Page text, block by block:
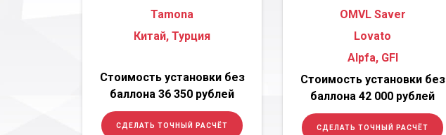
Tamona
Китай, Турция
Стоимость установки без
баллона 36 350 рублей
СДЕЛАТЬ ТОЧНЫЙ РАСЧЁТ
OMVL Saver
Lovato
Alpfa, GFI
Стоимость установки без
баллона 42 000 рублей
СДЕЛАТЬ ТОЧНЫЙ РАСЧЁТ